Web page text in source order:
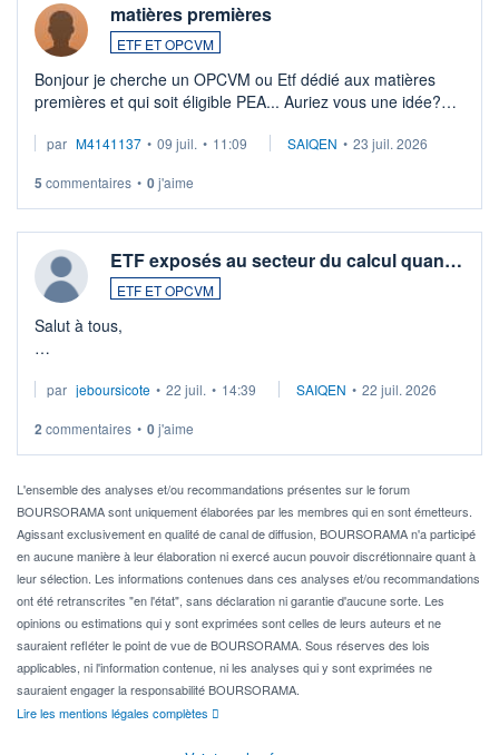
matières premières
ETF ET OPCVM
Bonjour je cherche un OPCVM ou Etf dédié aux matières
premières et qui soit éligible PEA... Auriez vous une idée?
par M4141137 • 09 juil. • 11:09 SAIQEN • 23 juil. 2026
5 commentaires • 0j'aime
ETF exposés au secteur du calcul quan…
ETF ET OPCVM
Salut à tous,
via un ETF plutôt que des actions individuelles.
Idéalement, je voudrais qu'il soit éligible au PEA.
Pour l' ...
par jeboursicote • 22 juil. • 14:39 SAIQEN • 22 juil. 2026
2 commentaires • 0j'aime
L'ensemble des analyses et/ou recommandations présentes sur le forum
BOURSORAMA sont uniquement élaborées par les membres qui en sont émetteurs.
Agissant exclusivement en qualité de canal de diffusion, BOURSORAMA n'a participé
en aucune manière à leur élaboration ni exercé aucun pouvoir discrétionnaire quant à
leur sélection. Les informations contenues dans ces analyses et/ou recommandations
ont été retranscrites "en l'état", sans déclaration ni garantie d'aucune sorte. Les
opinions ou estimations qui y sont exprimées sont celles de leurs auteurs et ne
sauraient refléter le point de vue de BOURSORAMA. Sous réserves des lois
applicables, ni l'information contenue, ni les analyses qui y sont exprimées ne
sauraient engager la responsabilité BOURSORAMA.
Lire les mentions légales complètes